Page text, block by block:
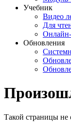
Учебник
Видео
Для
Обновления
Такой страницы не